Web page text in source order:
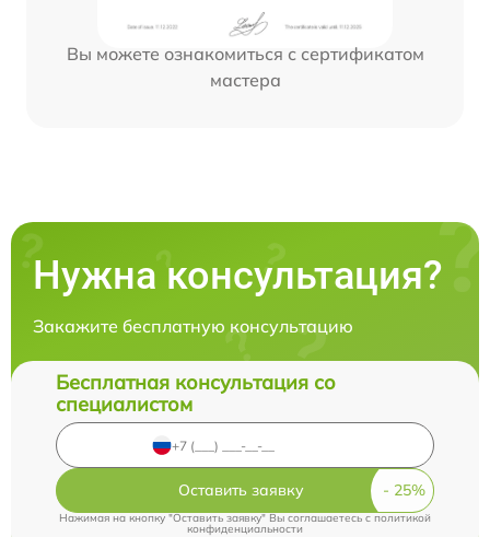
Вы можете ознакомиться с сертификатом
мастера
Нужна консультация?
Закажите бесплатную консультацию
Бесплатная консультация со
специалистом
Оставить заявку
Нажимая на кнопку "Оставить заявку" Вы соглашаетесь cполитикой
конфиденциальности